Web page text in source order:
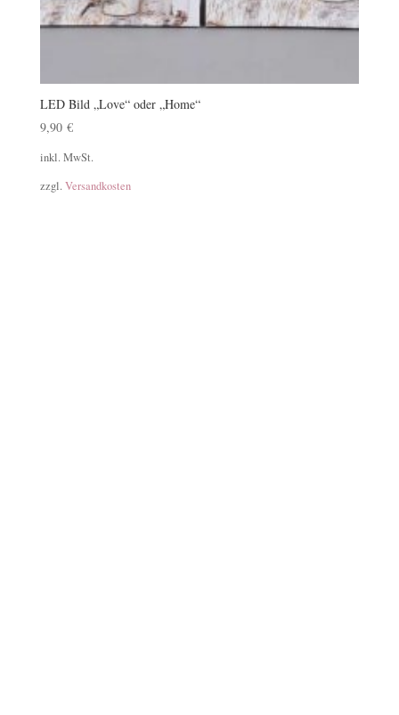
LED Bild „Love“ oder „Home“
9,90 €
inkl. MwSt.
zzgl. Versandkosten